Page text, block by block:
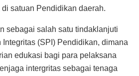
satuan Pendidikan daerah.
sebagai salah satu tindaklanjuti
(SPI) Pendidikan, dimana
edukasi bagi para pelaksana
intergritas sebagai tenaga